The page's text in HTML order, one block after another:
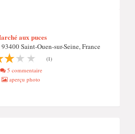
aux puces
Saint-Ouen-sur-Seine, France
(1)
5 commentaire
aperçu photo